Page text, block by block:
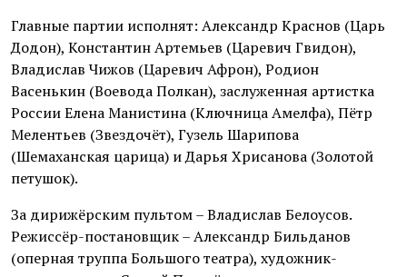
Главные партии исполнят: Александр Краснов (Царь
Додон), Константин Артемьев (Царевич Гвидон),
Владислав Чижов (Царевич Афрон), Родион
Васенькин (Воевода Полкан), заслуженная артистка
России Елена Манистина (Ключница Амелфа), Пётр
Мелентьев (Звездочёт), Гузель Шарипова
(Шемаханская царица) и Дарья Хрисанова (Золотой
петушок).
За дирижёрским пультом – Владислав Белоусов.
Режиссёр-постановщик – Александр Бильданов
(оперная труппа Большого театра), художник-